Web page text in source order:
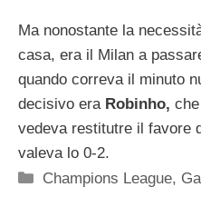
Ma nonostante la
casa, era il Milan a
quando correva il minuto
decisivo eraRobinho,
vedeva restitutre il favore
valeva lo 0-2.
Categorie
Champions League,